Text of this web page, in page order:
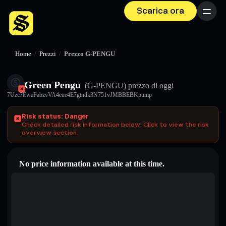
Scarica ora Menu
Home / Prezzi / Prezzo G-PENGU
Green Pengu (G-PENGU) prezzo di oggi
7Uzc7EwaFabzvVA4eue4E7gtndk3N751vJMBBEBKpump
Risk status: Danger
Check detailed risk information below. Click to view the risk
overview section.
No price information available at this time.